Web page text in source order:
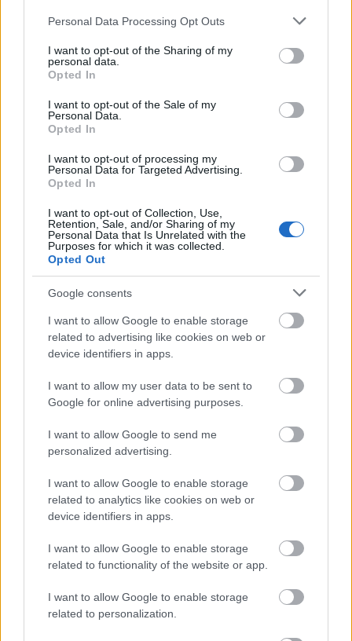
Please note that this website/app uses one or more Google
not limited to your visit or usage behaviour. You may click to
grant or deny consent to Google and its third-party tags to
use your data for below specified purposes in below Google
consent section.
Personal Data Processing Opt Outs
I want to opt-out of the Sharing of my
personal data.
Opted In
I want to opt-out of the Sale of my
Personal Data.
Opted In
I want to opt-out of processing my
Personal Data for Targeted Advertising.
Opted In
I want to opt-out of Collection, Use,
Retention, Sale, and/or Sharing of my
Personal Data that Is Unrelated with the
Purposes for which it was collected.
Opted Out
Google consents
I want to allow Google to enable storage
related to advertising like cookies on web or
device identifiers in apps.
I want to allow my user data to be sent to
Google for online advertising purposes.
I want to allow Google to send me
personalized advertising.
I want to allow Google to enable storage
related to analytics like cookies on web or
device identifiers in apps.
I want to allow Google to enable storage
related to functionality of the website or app.
I want to allow Google to enable storage
related to personalization.
később bocsánatot kért, virágot és egy
Két nő, két külön világ
Meghan Markleaz interjúban azt is elmondta, hogy
nem tartja helyesnek a közvélemény által kialakított
véleményt.„Ha engem szeretsz, nem kell őt
gyűlölnöd. És ha őt szereted, nem kell engem
távolságot tart egymástól, ahogyan férjeik, Vilmos
herceg és Harry herceg kapcsolata sem rendeződött
az elmúlt öt évben.
Forrás:
pagesix.com